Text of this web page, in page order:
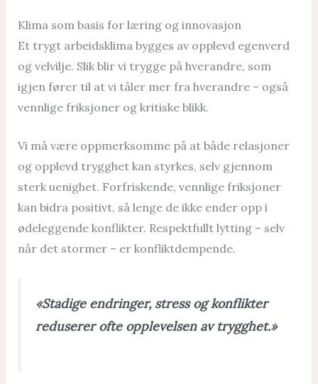
Klima som basis for læring og innovasjon
Et trygt arbeidsklima bygges av opplevd egenverd
og velvilje. Slik blir vi trygge på hverandre, som
igjen fører til at vi tåler mer fra hverandre – også
vennlige friksjoner og kritiske blikk.
Vi må være oppmerksomme på at både relasjoner
og opplevd trygghet kan styrkes, selv gjennom
sterk uenighet. Forfriskende, vennlige friksjoner
kan bidra positivt, så lenge de ikke ender opp i
ødeleggende konflikter. Respektfullt lytting – selv
når det stormer – er konfliktdempende.
«Stadige endringer, stress og konflikter
reduserer ofte opplevelsen av trygghet.»